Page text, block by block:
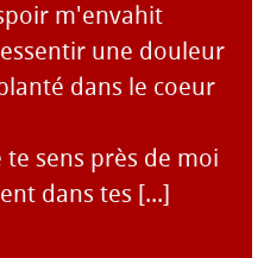
m'envahit
une douleur
dans le coeur
te sens près de moi
dans tes [...]